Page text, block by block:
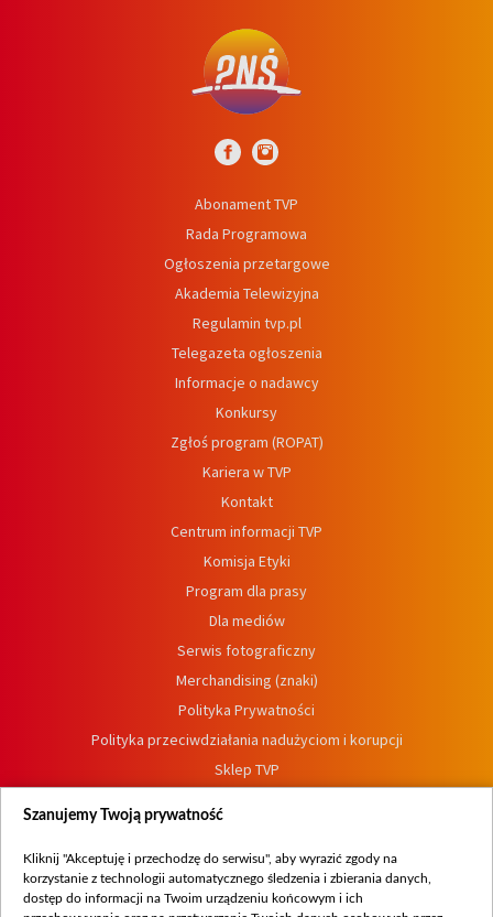
Abonament TVP
Rada Programowa
Ogłoszenia przetargowe
Akademia Telewizyjna
Regulamin tvp.pl
Telegazeta ogłoszenia
Informacje o nadawcy
Konkursy
Zgłoś program (ROPAT)
Kariera w TVP
Kontakt
Centrum informacji TVP
Komisja Etyki
Program dla prasy
Dla mediów
Serwis fotograficzny
Merchandising (znaki)
Polityka Prywatności
Polityka przeciwdziałania nadużyciom i korupcji
Sklep TVP
Oferta Handlowa
Dostępność
Szanujemy Twoją prywatność
Kliknij "Akceptuję i przechodzę do serwisu", aby wyrazić zgody na
korzystanie z technologii automatycznego śledzenia i zbierania danych,
dostęp do informacji na Twoim urządzeniu końcowym i ich